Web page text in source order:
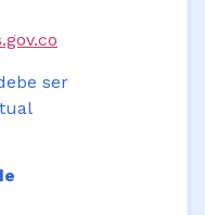
ser